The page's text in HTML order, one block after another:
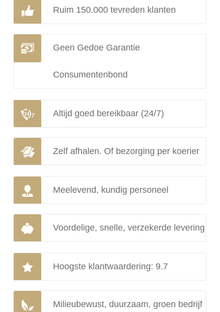
Ruim 150.000 tevreden klanten
Geen Gedoe Garantie
Consumentenbond
Altijd goed bereikbaar (24/7)
Zelf afhalen. Of bezorging per koerier
Meelevend, kundig personeel
Voordelige, snelle, verzekerde levering
Hoogste klantwaardering: 9.7
Milieubewust, duurzaam, groen bedrijf